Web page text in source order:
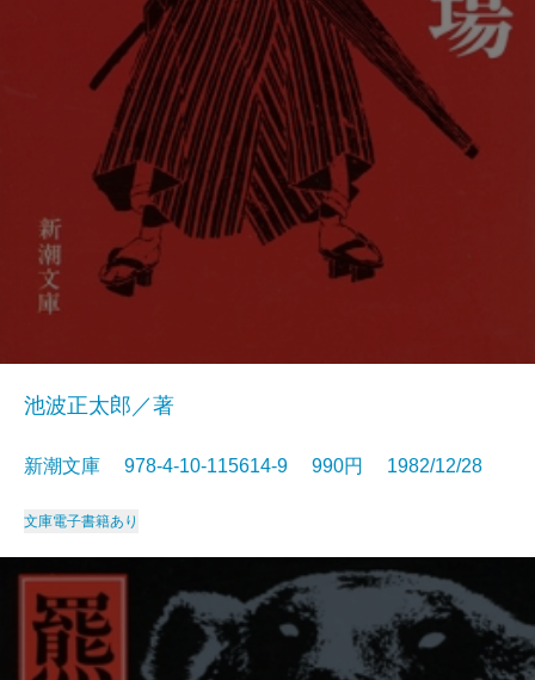
池波正太郎／著
新潮文庫 978-4-10-115614-9 990円 1982/12/28
文庫電子書籍あり